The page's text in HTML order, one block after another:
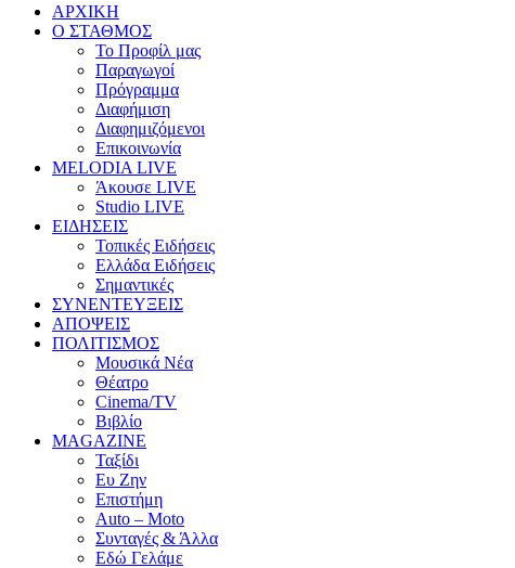
ΑΡΧΙΚΗ
Ο ΣΤΑΘΜΟΣ
Το Προφίλ μας
Παραγωγοί
Πρόγραμμα
Διαφήμιση
Διαφημιζόμενοι
Επικοινωνία
MELODIA LIVE
Άκουσε LIVE
Studio LIVE
ΕΙΔΗΣΕΙΣ
Τοπικές Ειδήσεις
Ελλάδα Ειδήσεις
Σημαντικές
ΣΥΝΕΝΤΕΥΞΕΙΣ
ΑΠΟΨΕΙΣ
ΠΟΛΙΤΙΣΜΟΣ
Μουσικά Νέα
Θέατρο
Cinema/TV
Βιβλίο
MAGAZINE
Ταξίδι
Ευ Ζην
Επιστήμη
Auto – Moto
Συνταγές & Άλλα
Εδώ Γελάμε